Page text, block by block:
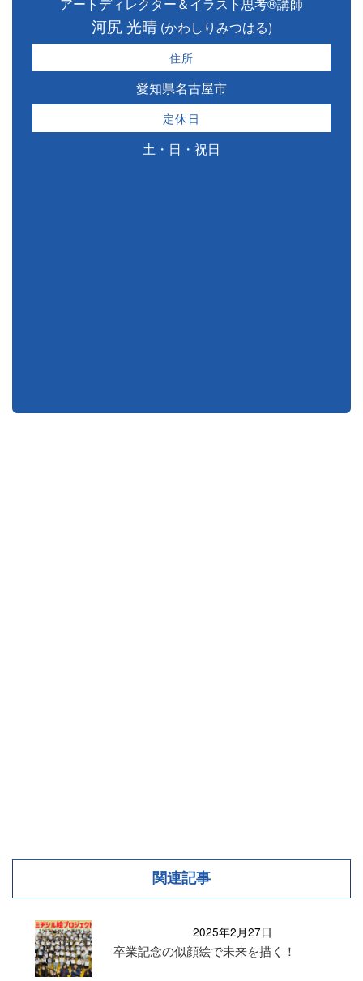
アートディレクター＆イラスト思考®講師
河尻 光晴(かわしりみつはる)
住所
愛知県名古屋市
定休日
土・日・祝日
関連記事
2025年2月27日
卒業記念の似顔絵で未来を描く！